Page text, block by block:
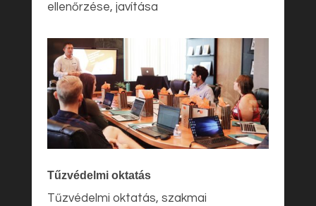
ellenőrzése, javítása
Tűzvédelmi oktatás
Tűzvédelmi oktatás, szakmai